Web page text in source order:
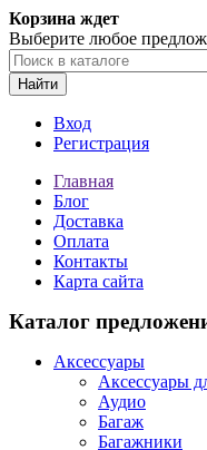
Корзина ждет
Выберите любое
Найти
Вход
Регистрация
Главная
Блог
Доставка
Оплата
Контакты
Карта сайта
Каталог
Аксессуары
Аксессуары
Аудио
Багаж
Багажники